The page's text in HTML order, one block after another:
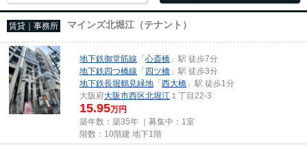
賃貸｜事務所 マインズ北堀江（テナント）
地下鉄御堂筋線 「心斎橋 」駅 徒歩7分
地下鉄四つ橋線 「四ツ橋 」駅 徒歩3分
地下鉄長堀鶴見緑地 「西大橋 」駅 徒歩1分
大阪府大阪市西区北堀江 １丁目22-3
15.95万円
築年数：築35年 ｜募集中： 1室
階数：10階建 地下1階